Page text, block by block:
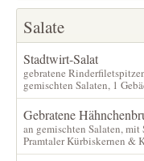
Salate
Stadtwirt-Salat
gebratene
gemischten Salaten, 1
Gebratene
an gemischten Salaten,
Pramtaler Kürbiskernen &